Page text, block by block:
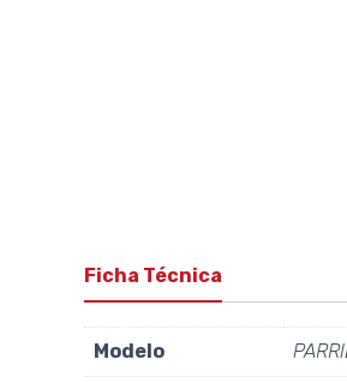
Ficha Técnica
Modelo